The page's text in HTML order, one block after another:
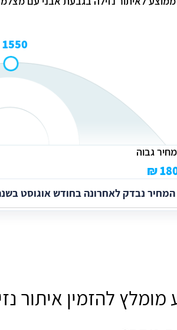
1550 ₪
גבוה
המחיר נבדק לאחרונה בחודש אוגוסט בשנת
מומלץ להזמין איתור